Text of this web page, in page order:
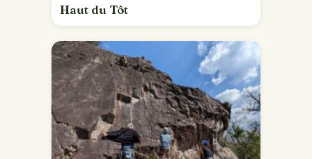
Haut du Tôt